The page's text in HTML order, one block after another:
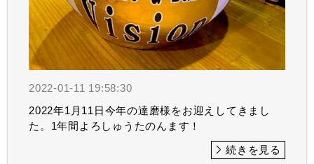
2022-01-11 19:58:30
2022年1月11日今年の達磨様をお迎えしてきまし
た。1年間よろしゅうたのんます！
続きを見る